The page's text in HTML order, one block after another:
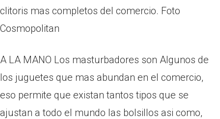
clitoris mas completos del comercio. Foto
Cosmopolitan
A LA MANO Los masturbadores son Algunos de
los juguetes que mas abundan en el comercio,
eso permite que existan tantos tipos que se
ajustan a todo el mundo las bolsillos asi­ como,